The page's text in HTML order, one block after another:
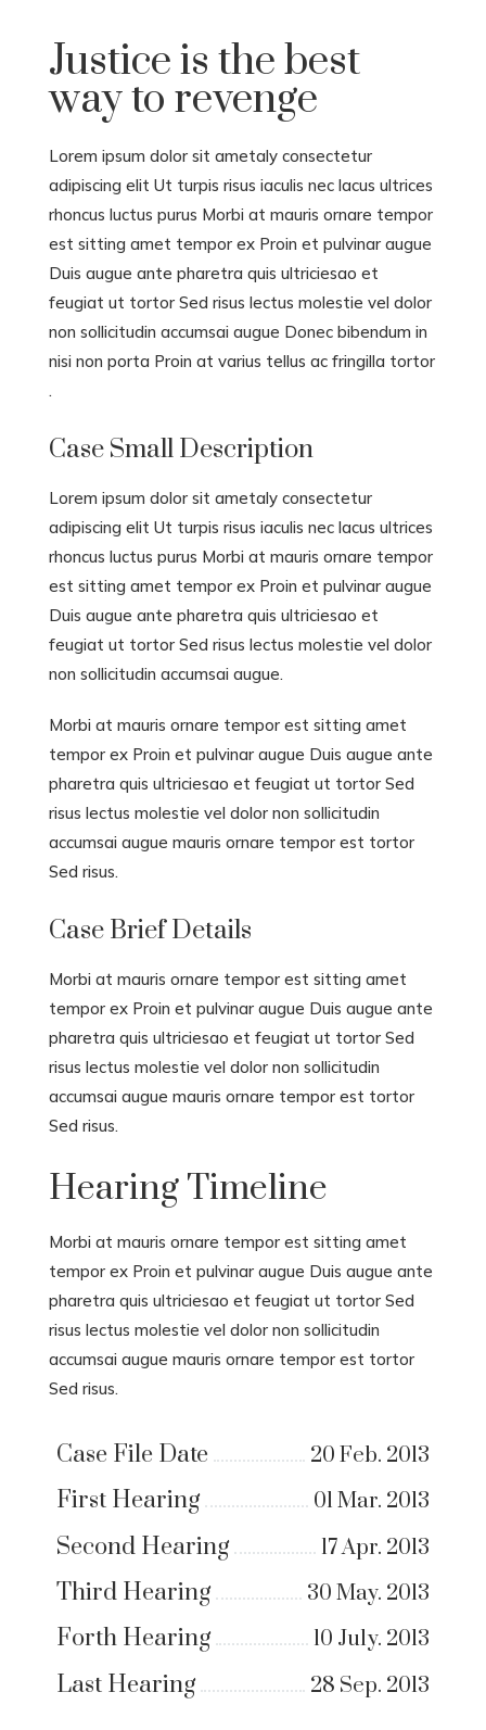
Justice is the best
way to revenge
Lorem ipsum dolor sit ametaly consectetur
adipiscing elit Ut turpis risus iaculis nec lacus ultrices
rhoncus luctus purus Morbi at mauris ornare tempor
est sitting amet tempor ex Proin et pulvinar augue
Duis augue ante pharetra quis ultriciesao et
feugiat ut tortor Sed risus lectus molestie vel dolor
non sollicitudin accumsai augue Donec bibendum in
nisi non porta Proin at varius tellus ac fringilla tortor
.
Case Small Description
Lorem ipsum dolor sit ametaly consectetur
adipiscing elit Ut turpis risus iaculis nec lacus ultrices
rhoncus luctus purus Morbi at mauris ornare tempor
est sitting amet tempor ex Proin et pulvinar augue
Duis augue ante pharetra quis ultriciesao et
feugiat ut tortor Sed risus lectus molestie vel dolor
non sollicitudin accumsai augue.
Morbi at mauris ornare tempor est sitting amet
tempor ex Proin et pulvinar augue Duis augue ante
pharetra quis ultriciesao et feugiat ut tortor Sed
risus lectus molestie vel dolor non sollicitudin
accumsai augue mauris ornare tempor est tortor
Sed risus.
Case Brief Details
Morbi at mauris ornare tempor est sitting amet
tempor ex Proin et pulvinar augue Duis augue ante
pharetra quis ultriciesao et feugiat ut tortor Sed
risus lectus molestie vel dolor non sollicitudin
accumsai augue mauris ornare tempor est tortor
Sed risus.
Hearing Timeline
Morbi at mauris ornare tempor est sitting amet
tempor ex Proin et pulvinar augue Duis augue ante
pharetra quis ultriciesao et feugiat ut tortor Sed
risus lectus molestie vel dolor non sollicitudin
accumsai augue mauris ornare tempor est tortor
Sed risus.
Case File Date 20 Feb. 2013
First Hearing 01 Mar. 2013
Second Hearing 17 Apr. 2013
Third Hearing 30 May. 2013
Forth Hearing 10 July. 2013
Last Hearing 28 Sep. 2013